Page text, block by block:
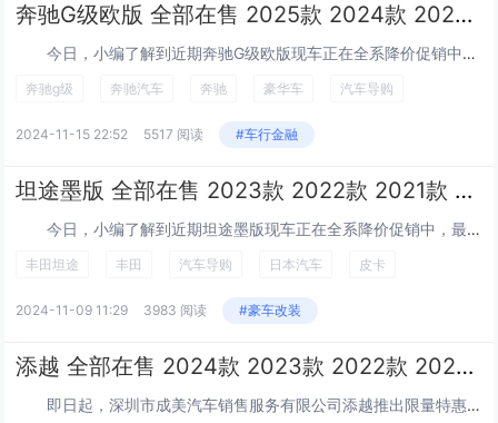
奔驰G级欧版 全部在售 2025款 2024款 2023款 2022款 2021款 2020款奔驰G级欧版提供试乘试驾 店内让利达53万元
今日，小编了解到近期奔驰G级欧版现车正在全系降价促销中，最高让利53万，现车限时降价，活动期间还赠送订车大礼包，惊喜不断，感兴趣的朋友欢迎来电咨询...
奔驰g级 奔驰汽车 奔驰 豪华车 汽车导购
2024-11-15 22:52 5517 阅读 #车行金融
坦途墨版 全部在售 2023款 2022款 2021款 2020款 2019款成都平行进口丰田坦途墨版让利直降4万 仅62万可入手
今日，小编了解到近期坦途墨版现车正在全系降价促销中，最高让利4万，现车限时降价，活动期间还赠送订车大礼包，惊喜不断，感兴趣的朋友欢迎来电咨询或者到...
丰田坦途 丰田 汽车导购 日本汽车 皮卡
2024-11-09 11:29 3983 阅读 #豪车改装
添越 全部在售 2024款 2023款 2022款 2021款 2018款 2017款宾利添越价格最低276万起 欢迎到店试驾
即日起，深圳市成美汽车销售服务有限公司添越推出限量特惠，全包售价最低275.50万起，致电咨询还能享受其他优惠政策及增值服务，喜欢这款车的朋友们可进一...